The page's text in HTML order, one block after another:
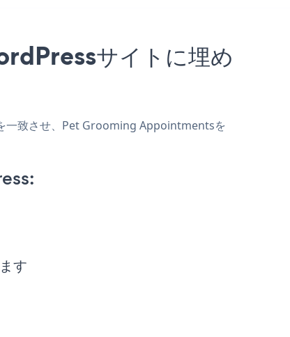
サイトに埋め
一致させ、Pet Grooming Appointmentsを
す